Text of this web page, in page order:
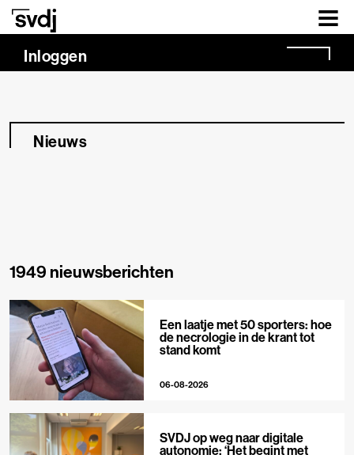
Naar hoofdinhoud
Inloggen
Nieuws
1949 nieuwsberichten
Een laatje met 50 sporters: hoe
de necrologie in de krant tot
stand komt
06-08-2026
SVDJ op weg naar digitale
autonomie: ‘Het begint met